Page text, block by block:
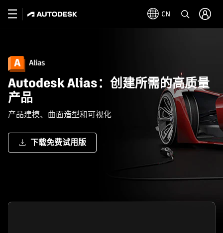
CN
Autodesk Alias：创建所需的高质量
产品
产品建模、曲面造型和可视化
下载免费试用版